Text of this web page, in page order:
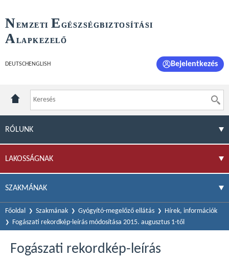
NEMZETI E GÉSZSÉGBIZTOSÍTÁSI
ALAPKEZELŐ
DEUTSCH ENGLISH Bejelentkezés
RÓLUNK
LAKOSSÁGNAK
SZAKMÁNAK
Főoldal Szakmának Gyógyító-megelőző ellátás
Hírek, információk
Fogászati rekordkép-leírás módosítása 2015. augusztus 1-től
Fogászati rekordkép-leírás